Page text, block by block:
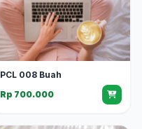
PCL 008 Buah
Rp 700.000